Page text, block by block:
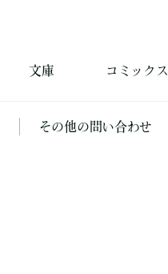
文庫 コミックス
その他の問い合わせ